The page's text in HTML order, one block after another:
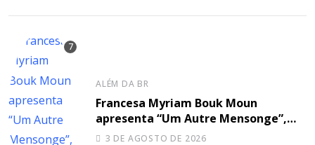
ALÉM DA BR
Francesa Myriam Bouk Moun
apresenta “Um Autre Mensonge”,
canção à capella
3 DE AGOSTO DE 2026